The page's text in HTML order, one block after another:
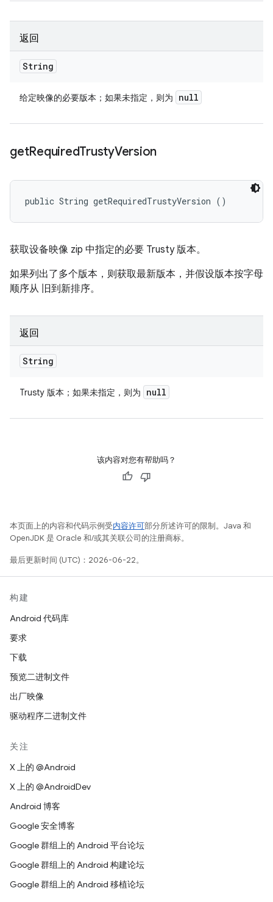
返回
String
给定映像的必要版本；如果未指定，则为 null
getRequiredTrustyVersion
public String getRequiredTrustyVersion ()
获取设备映像 zip 中指定的必要 Trusty 版本。
如果列出了多个版本，则获取最新版本，并假设版本按字母
顺序从 旧到新排序。
返回
String
Trusty 版本；如果未指定，则为 null
该内容对您有帮助吗？
本页面上的内容和代码示例受内容许可部分所述许可的限制。Java 和
OpenJDK 是 Oracle 和/或其关联公司的注册商标。
最后更新时间 (UTC)：2026-06-22。
构建
Android 代码库
要求
下载
预览二进制文件
出厂映像
驱动程序二进制文件
关注
X 上的 @Android
X 上的 @AndroidDev
Android 博客
Google 安全博客
Google 群组上的 Android 平台论坛
Google 群组上的 Android 构建论坛
Google 群组上的 Android 移植论坛